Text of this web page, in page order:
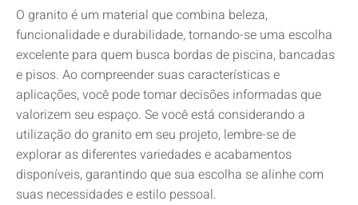
O granito é um material que combina beleza,
funcionalidade e durabilidade, tornando-se uma escolha
excelente para quem busca bordas de piscina, bancadas
e pisos. Ao compreender suas características e
aplicações, você pode tomar decisões informadas que
valorizem seu espaço. Se você está considerando a
utilização do granito em seu projeto, lembre-se de
explorar as diferentes variedades e acabamentos
disponíveis, garantindo que sua escolha se alinhe com
suas necessidades e estilo pessoal.